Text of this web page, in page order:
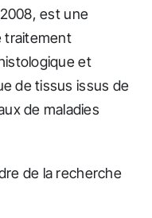
est une
traitement
et
de tissus issus de
de maladies
de la recherche